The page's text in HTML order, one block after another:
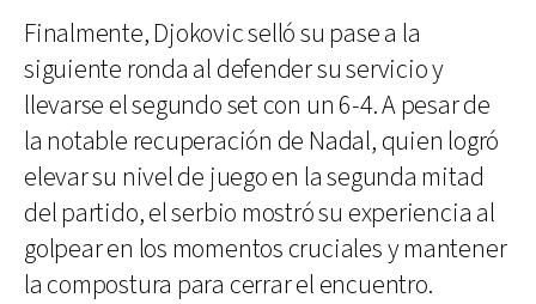
Finalmente, Djokovic selló su pase a la
siguiente ronda al defender su servicio y
llevarse el segundo set con un 6-4. A pesar de
la notable recuperación de Nadal, quien logró
elevar su nivel de juego en la segunda mitad
del partido, el serbio mostró su experiencia al
golpear en los momentos cruciales y mantener
la compostura para cerrar el encuentro.